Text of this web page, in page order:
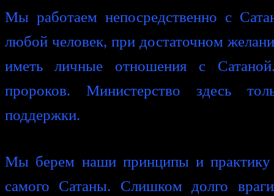
Мы работаем непосредственно с
любой человек, при достаточном
иметь личные отношения с
пророков. Министерство здесь
поддержки.
Мы берем наши принципы и практику
самого Сатаны. Слишком долго